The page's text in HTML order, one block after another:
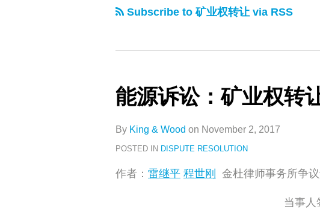
Subscribe to 矿业权转让 via RSS
能源诉讼：矿业权转
By King & Wood on November 2, 2017
POSTED IN DISPUTE RESOLUTION
​作者： 雷继平 程世刚 金杜律师事务所争
当事人
能
源
诉
业